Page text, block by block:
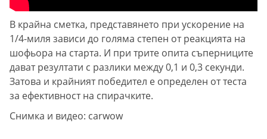
В крайна сметка, представянето при ускорение на
1/4-миля зависи до голяма степен от реакцията на
шофьора на старта. И при трите опита съперниците
дават резултати с разлики между 0,1 и 0,3 секунди.
Затова и крайният победител е определен от теста
за ефективност на спирачките.
Снимка и видео: carwow